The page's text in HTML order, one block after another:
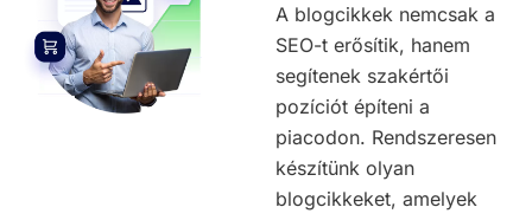
A blogcikkek nemcsak a
SEO-t erősítik, hanem
segítenek szakértői
pozíciót építeni a
piacodon. Rendszeresen
készítünk olyan
blogcikkeket, amelyek